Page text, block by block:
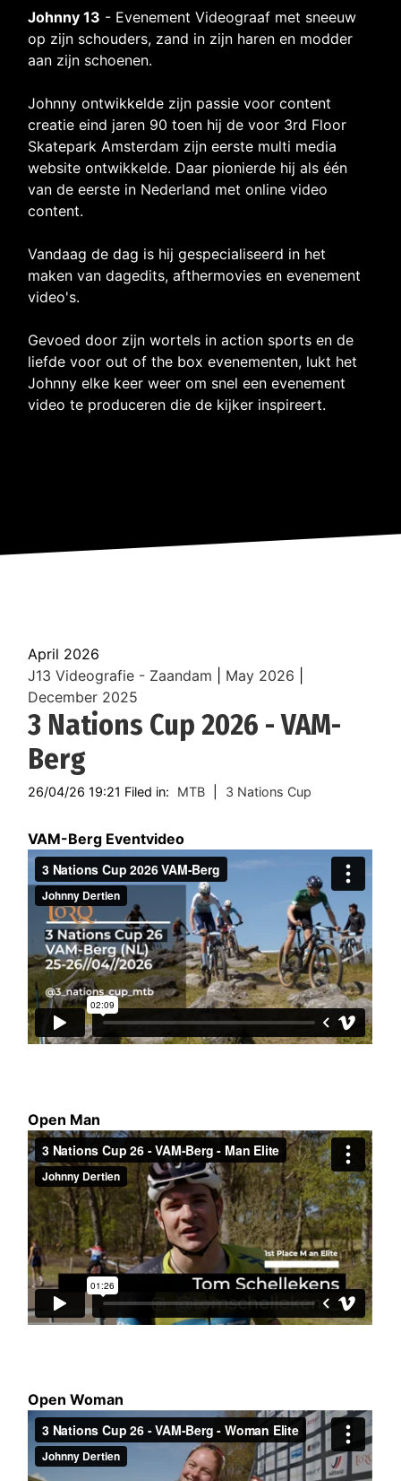
Johnny 13 - Evenement Videograaf met sneeuw
op zijn schouders, zand in zijn haren en modder
aan zijn schoenen.
Johnny ontwikkelde zijn passie voor content
creatie eind jaren 90 toen hij de voor 3rd Floor
Skatepark Amsterdam zijn eerste multi media
website ontwikkelde. Daar pionierde hij als één
van de eerste in Nederland met online video
content.
Vandaag de dag is hij gespecialiseerd in het
maken van dagedits, afthermovies en evenement
video's.
Gevoed door zijn wortels in action sports en de
liefde voor out of the box evenementen, lukt het
Johnny elke keer weer om snel een evenement
video te produceren die de kijker inspireert.
April 2026
J13 Videografie - Zaandam
May 2026
December 2025
3 Nations Cup 2026 - VAM-
Berg
26/04/26 19:21 Filed in: MTB 3 Nations Cup
VAM-Berg Eventvideo
Open Man
Open Woman